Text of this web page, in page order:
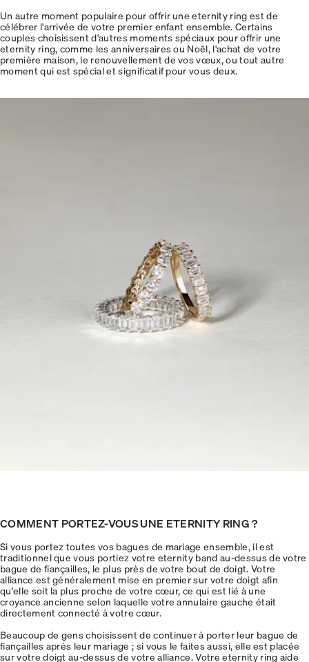
Un autre moment populaire pour offrir une eternity ring est de
célébrer l'arrivée de votre premier enfant ensemble. Certains
couples choisissent d'autres moments spéciaux pour offrir une
eternity ring, comme les anniversaires ou Noël, l'achat de votre
première maison, le renouvellement de vos vœux, ou tout autre
moment qui est spécial et significatif pour vous deux.
COMMENT PORTEZ-VOUS UNE ETERNITY RING ?
Si vous portez toutes vos bagues de mariage ensemble, il est
traditionnel que vous portiez votre eternity band au-dessus de votre
bague de fiançailles, le plus près de votre bout de doigt. Votre
alliance est généralement mise en premier sur votre doigt afin
qu'elle soit la plus proche de votre cœur, ce qui est lié à une
croyance ancienne selon laquelle votre annulaire gauche était
directement connecté à votre cœur.
Beaucoup de gens choisissent de continuer à porter leur bague de
fiançailles après leur mariage ; si vous le faites aussi, elle est placée
sur votre doigt au-dessus de votre alliance. Votre eternity ring aide